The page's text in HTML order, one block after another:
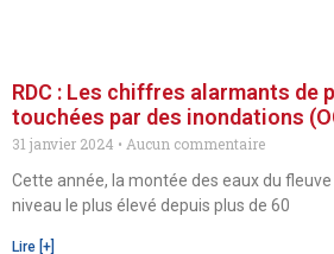
RDC : Les chiffres alarmants de
touchées par des inondations
31 janvier 2024
Aucun commentaire
Cette année, la montée des eaux du
niveau le plus élevé depuis plus de 60
Lire [+]